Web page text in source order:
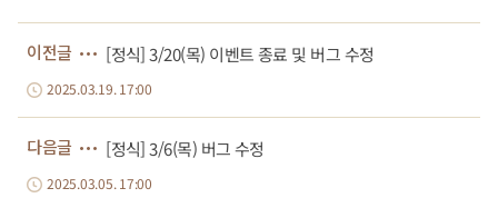
이전글 [정식] 3/20(목) 이벤트 종료 및 버그 수정
2025.03.19. 17:00
다음글 [정식] 3/6(목) 버그 수정
2025.03.05. 17:00